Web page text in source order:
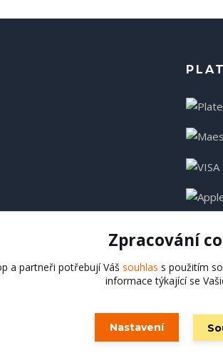
Hadladla.cz
Zpracování
a partneři potřebují Váš souhlas s použitím
informace týkající se
Nastavení